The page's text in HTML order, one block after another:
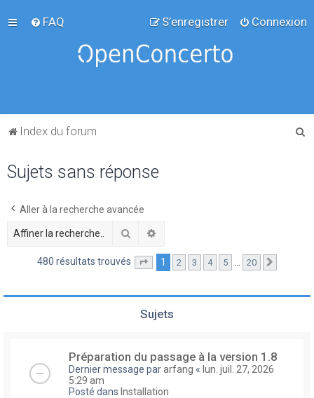
FAQ Connexion
S’enregistrer
Index du forum
Sujets sans réponse
Aller à la recherche avancée
Rechercher
480 résultats trouvés Page sur20
1 2 3 4 5 … 20
Sujets
Préparation du passage à la version 1.8
Dernier message pararfang « lun. juil. 27, 2026
5:29 am
Posté dans Installation